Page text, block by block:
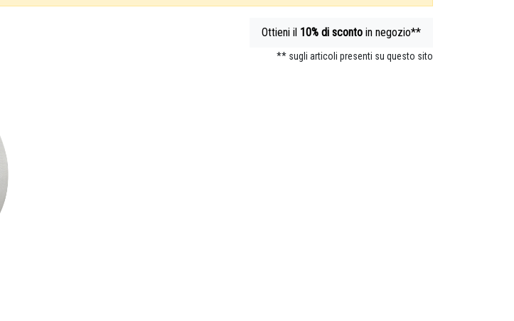
Ottieni il 10% di sconto in negozio**
** sugli articoli presenti su questo sito